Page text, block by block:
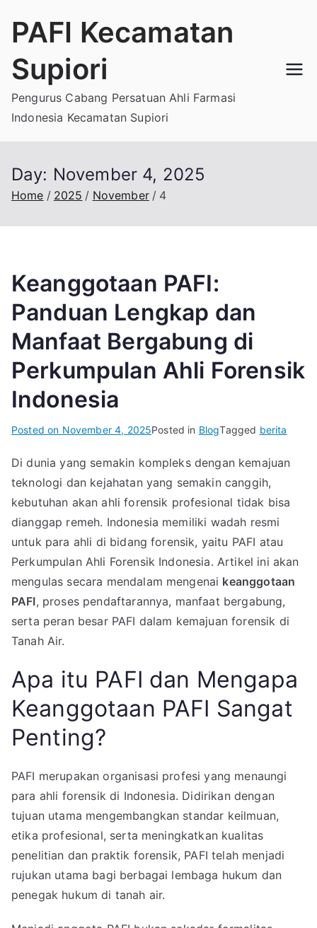
PAFI Kecamatan
Supiori
Pengurus Cabang Persatuan Ahli Farmasi
Indonesia Kecamatan Supiori
Day: November 4, 2025
Home 2025 November 4
Keanggotaan PAFI:
Panduan Lengkap dan
Manfaat Bergabung di
Perkumpulan Ahli Forensik
Indonesia
Posted on November 4, 2025Posted in BlogTagged berita
Di dunia yang semakin kompleks dengan kemajuan
teknologi dan kejahatan yang semakin canggih,
kebutuhan akan ahli forensik profesional tidak bisa
dianggap remeh. Indonesia memiliki wadah resmi
untuk para ahli di bidang forensik, yaitu PAFI atau
Perkumpulan Ahli Forensik Indonesia. Artikel ini akan
mengulas secara mendalam mengenai keanggotaan
PAFI, proses pendaftarannya, manfaat bergabung,
serta peran besar PAFI dalam kemajuan forensik di
Tanah Air.
Apa itu PAFI dan Mengapa
Keanggotaan PAFI Sangat
Penting?
PAFI merupakan organisasi profesi yang menaungi
para ahli forensik di Indonesia. Didirikan dengan
tujuan utama mengembangkan standar keilmuan,
etika profesional, serta meningkatkan kualitas
penelitian dan praktik forensik, PAFI telah menjadi
rujukan utama bagi berbagai lembaga hukum dan
penegak hukum di tanah air.